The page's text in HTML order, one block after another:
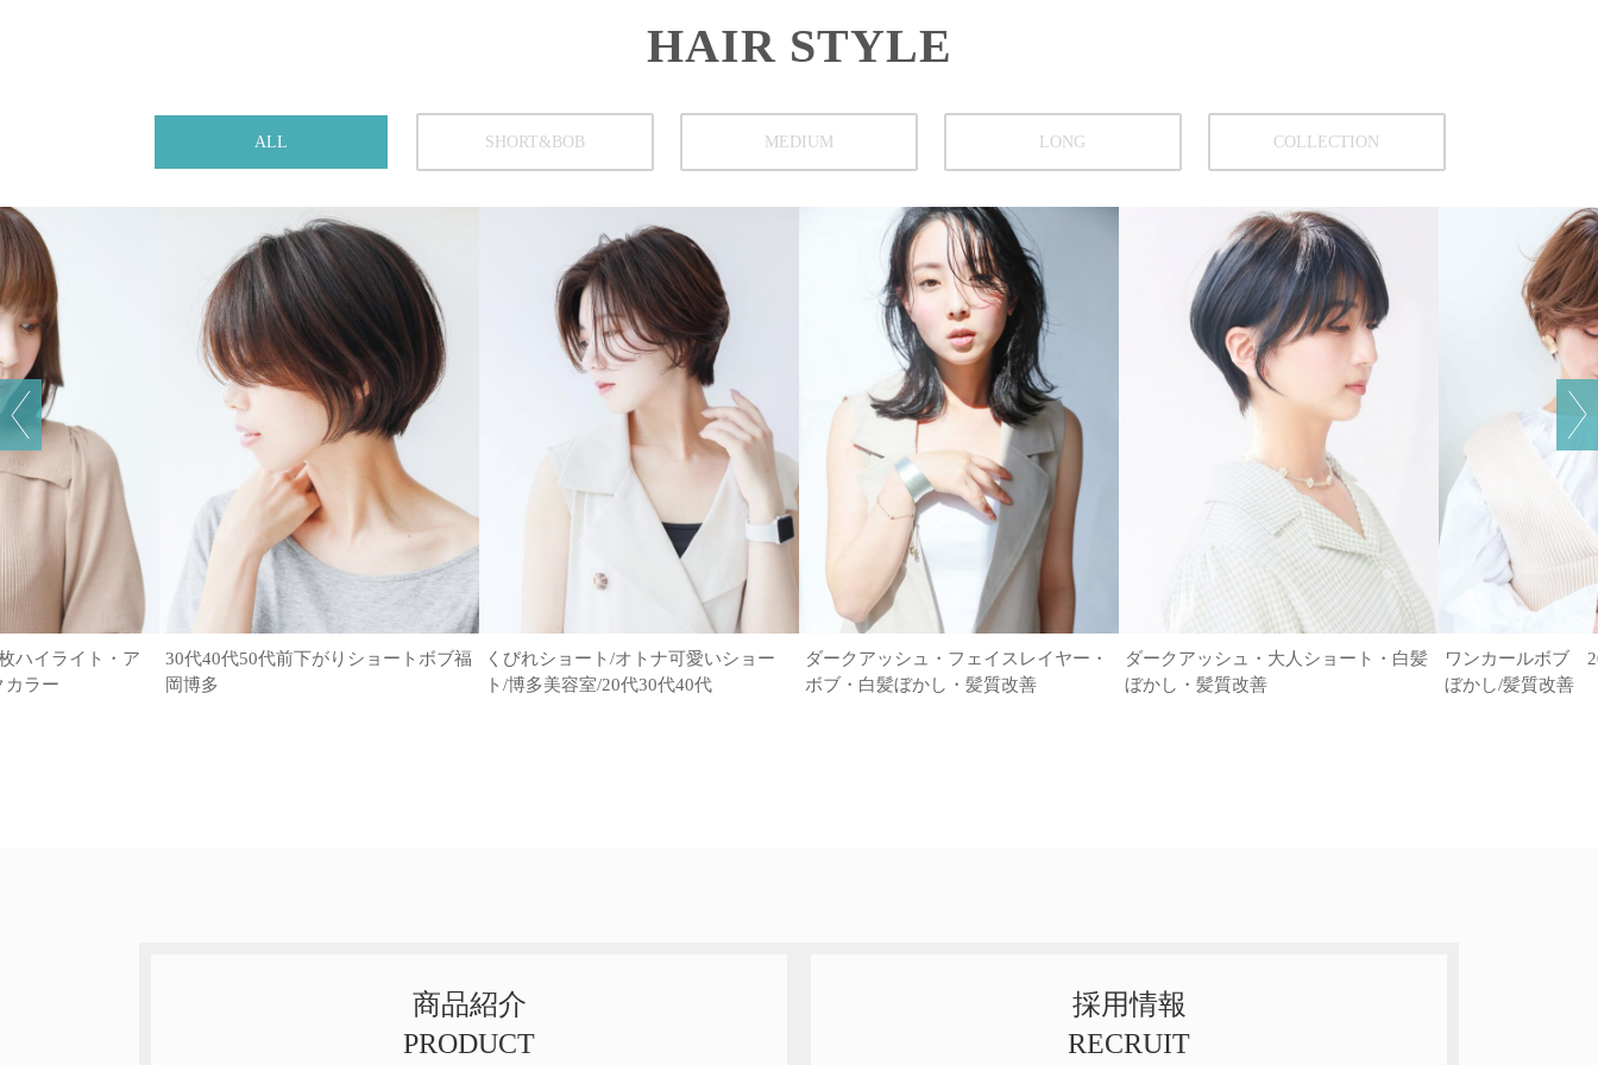
HAIR STYLE
ALL SHORT&BOB MEDIUM LONG COLLECTION
ハイライト・ア
カラー
30代40代50代前下がりショートボブ福
岡博多
くびれショート/オトナ可愛いショー
ト/博多美容室/20代30代40代
ダークアッシュ・フェイスレイヤー・
ボブ・白髪ぼかし・髪質改善
ダークアッシュ・大人ショート・白髪
ぼかし・髪質改善
ワンカールボブ
ぼかし/髪質改善
商品紹介
PRODUCT
採用情報
RECRUIT